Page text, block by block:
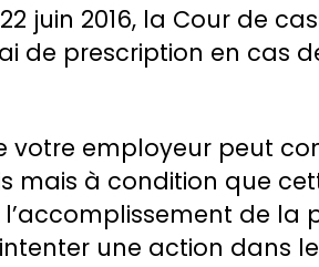
juin 2016, la Cour de
de prescription en cas
votre employeur peut
mais à condition que
de la
une action dans